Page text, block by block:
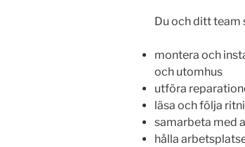
Du och ditt team
montera och
och utomhus
utföra
läsa och följa
samarbeta med
hålla